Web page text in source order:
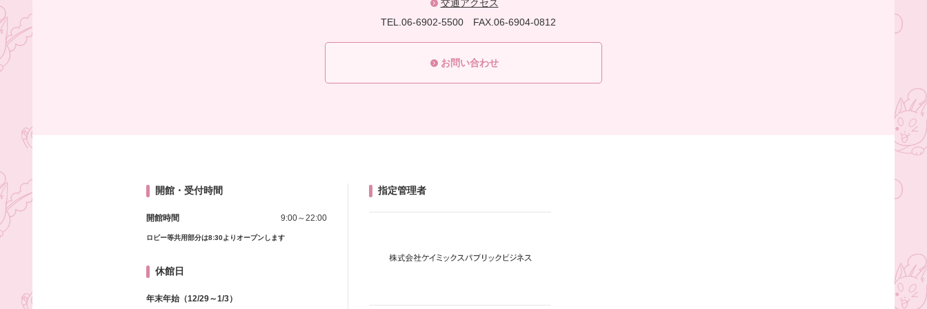
交通アクセス
TEL.06-6902-5500 FAX.06-6904-0812
お問い合わせ
開館・受付時間
開館時間 9:00～22:00
ロビー等共用部分は8:30よりオープンします
休館日
年末年始（12/29～1/3）
指定管理者